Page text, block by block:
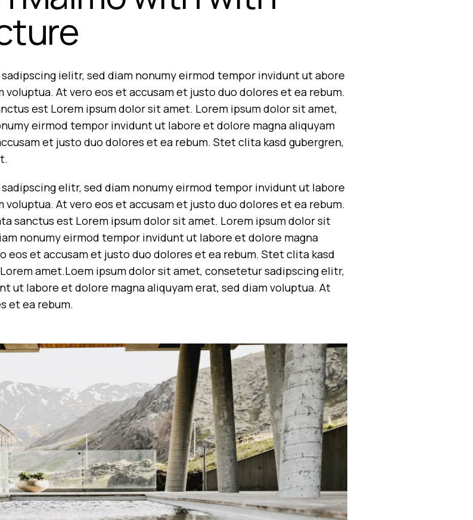
ένταση.
ielitr, sed diam nonumy eirmod tempor invidunt ut abore
At vero eos et accusam et justo duo dolores et ea rebum.
est Lorem ipsum dolor sit amet. Lorem ipsum dolor sit amet,
eirmod tempor invidunt ut labore et dolore magna aliquyam
et justo duo dolores et ea rebum. Stet clita kasd gubergren,
elitr, sed diam nonumy eirmod tempor invidunt ut labore
At vero eos et accusam et justo duo dolores et ea rebum.
sanctus est Lorem ipsum dolor sit amet. Lorem ipsum dolor sit
nonumy eirmod tempor invidunt ut labore et dolore magna
eos et accusam et justo duo dolores et ea rebum. Stet clita kasd
amet.Loem ipsum dolor sit amet, consetetur sadipscing elitr,
ut labore et dolore magna aliquyam erat, sed diam voluptua. At
et ea rebum.